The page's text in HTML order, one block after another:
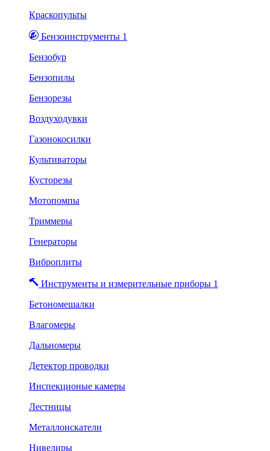
Краскопульты
Бензоинструменты 1
Бензобур
Бензопилы
Бензорезы
Воздуходувки
Газонокосилки
Культиваторы
Кусторезы
Мотопомпы
Триммеры
Генераторы
Виброплиты
Инструменты и измерительные приборы 1
Бетономешалки
Влагомеры
Дальномеры
Детектор проводки
Инспекционые камеры
Лестницы
Металлоискатели
Нивелиры